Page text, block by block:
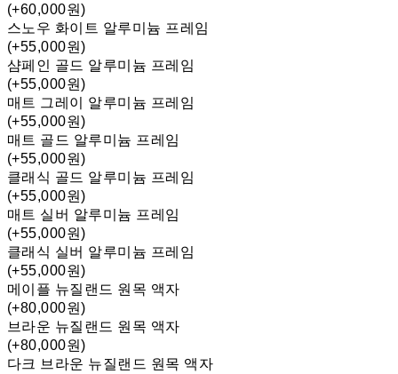
(+60,000원)
스노우 화이트 알루미늄 프레임
(+55,000원)
샴페인 골드 알루미늄 프레임
(+55,000원)
매트 그레이 알루미늄 프레임
(+55,000원)
매트 골드 알루미늄 프레임
(+55,000원)
클래식 골드 알루미늄 프레임
(+55,000원)
매트 실버 알루미늄 프레임
(+55,000원)
클래식 실버 알루미늄 프레임
(+55,000원)
메이플 뉴질랜드 원목 액자
(+80,000원)
브라운 뉴질랜드 원목 액자
(+80,000원)
다크 브라운 뉴질랜드 원목 액자